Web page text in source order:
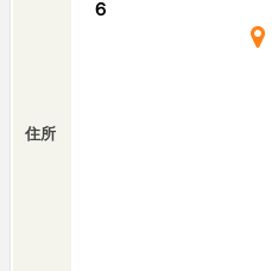
住所
６